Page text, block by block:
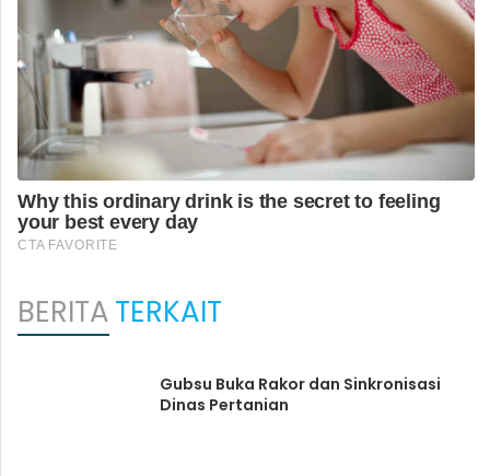
BERITATERKAIT
Gubsu Buka Rakor dan Sinkronisasi
Dinas Pertanian